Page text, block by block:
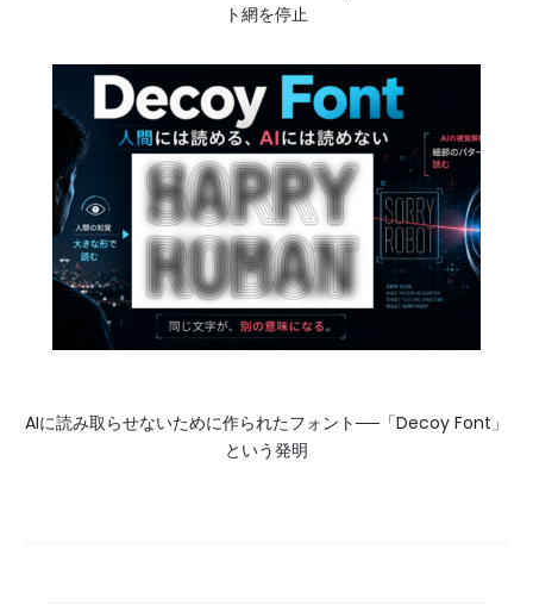
ト網を停止
AIに読み取らせないために作られたフォント──「Decoy Font」
という発明